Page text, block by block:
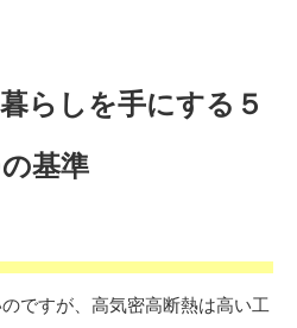
らしを手にする５
基準
ですが、高気密高断熱は高い工